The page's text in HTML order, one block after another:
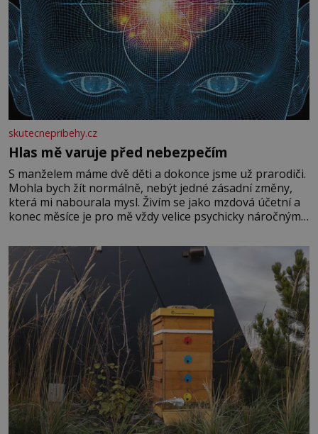
skutecnepribehy.cz
Hlas mě varuje před nebezpečím
S manželem máme dvě děti a dokonce jsme už prarodiči.
Mohla bych žít normálně, nebýt jedné zásadní změny,
která mi nabourala mysl. Živím se jako mzdová účetní a
konec měsíce je pro mě vždy velice psychicky náročným
dál častěji volá o pomoc, co se hlídání týče. Dalo by se